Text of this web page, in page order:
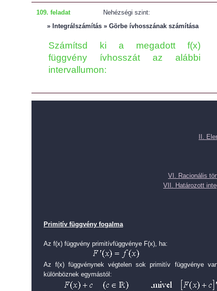
109. feladat
Nehézségi szint:
» Integrálszámítás » Görbe ívhosszának számítása
Számítsd ki a megadott f(x)
függvény ívhosszát az alábbi
intervallumon:
II.
VI. Racionális
VII. Határozott
Primitív függvény fogalma
Az f(x) függvény primitívfüggvénye F(x), ha:
Az f(x) függvénynek végtelen sok primitív függvénye
különböznek egymástól: